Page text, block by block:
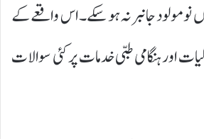
نومولود جانبر نہ ہو سکے۔ اس واقعے کے
اور ہنگامی طبی خدمات پر کئی سوالات